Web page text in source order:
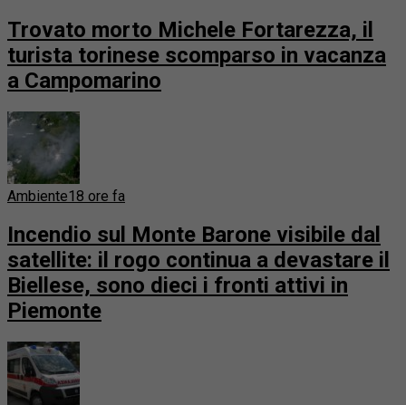
Trovato morto Michele Fortarezza, il
turista torinese scomparso in vacanza
a Campomarino
Ambiente18 ore fa
Incendio sul Monte Barone visibile dal
satellite: il rogo continua a devastare il
Biellese, sono dieci i fronti attivi in
Piemonte